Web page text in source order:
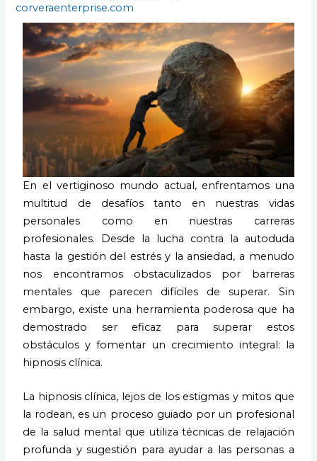
corveraenterprise.com
En el vertiginoso mundo actual, enfrentamos una
multitud de desafíos tanto en nuestras vidas
personales como en nuestras carreras
profesionales. Desde la lucha contra la autoduda
hasta la gestión del estrés y la ansiedad, a menudo
nos encontramos obstaculizados por barreras
mentales que parecen difíciles de superar. Sin
embargo, existe una herramienta poderosa que ha
demostrado ser eficaz para superar estos
obstáculos y fomentar un crecimiento integral: la
hipnosis clínica.
La hipnosis clínica, lejos de los estigmas y mitos que
la rodean, es un proceso guiado por un profesional
de la salud mental que utiliza técnicas de relajación
profunda y sugestión para ayudar a las personas a